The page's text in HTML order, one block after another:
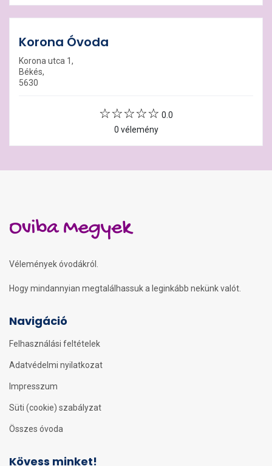
Korona Óvoda
Korona utca 1,
Békés,
5630
0.0
0 vélemény
Oviba Megyek
Vélemények óvodákról.
Hogy mindannyian megtalálhassuk a leginkább nekünk valót.
Navigáció
Felhasználási feltételek
Adatvédelmi nyilatkozat
Impresszum
Süti (cookie) szabályzat
Összes óvoda
Kövess minket!